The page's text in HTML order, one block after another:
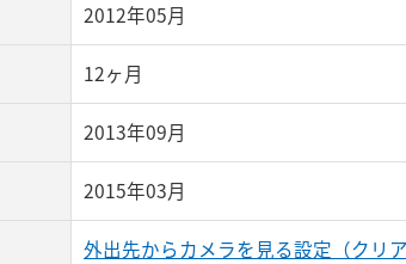
2012年05月
12ヶ月
2013年09月
2015年03月
外出先からカメラを見る設定（クリア